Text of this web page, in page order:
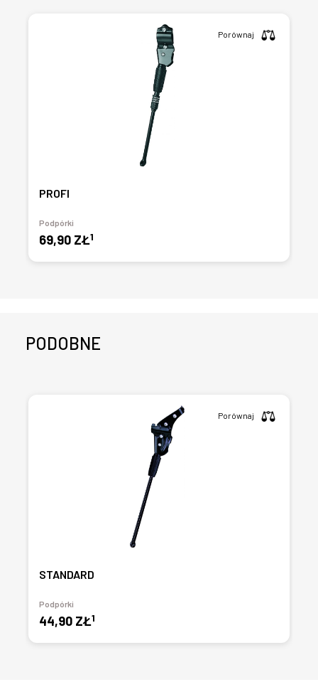
PROFI
Podpórki
69,90 ZŁ1
Porównaj
PODOBNE
STANDARD
Podpórki
44,90 ZŁ1
Porównaj